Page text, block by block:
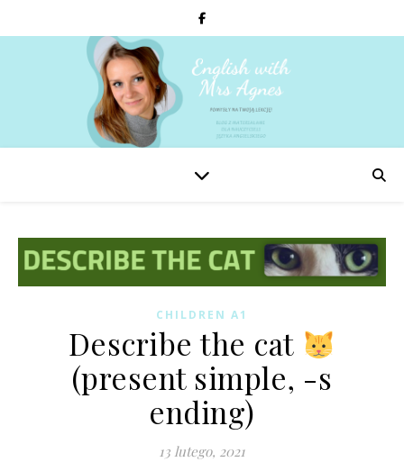
CHILDREN A1
Describe the cat
(present simple, -s
ending)
13 lutego, 2021